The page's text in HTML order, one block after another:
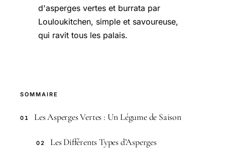
d'asperges vertes et burrata par
Louloukitchen, simple et savoureuse,
qui ravit tous les palais.
SOMMAIRE
01 Les Asperges Vertes : Un Légume de Saison
02 Les Différents Types d’Asperges